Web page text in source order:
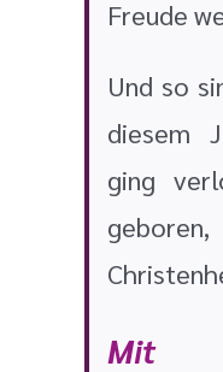
Freude
Und so
diesem
ging
Mit